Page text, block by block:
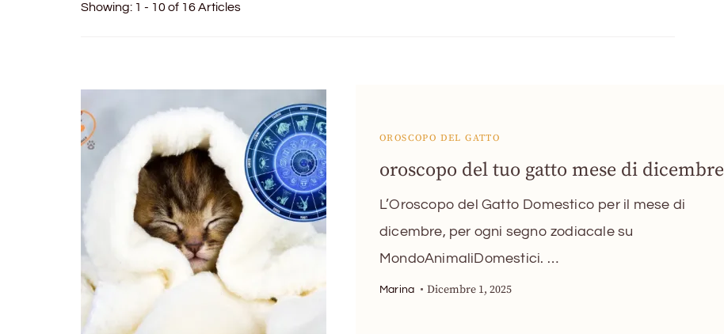
Showing: 1 - 10 of 16 Articles
OROSCOPO DEL GATTO
oroscopo del tuo gatto mese di dicembre
L’Oroscopo del Gatto Domestico per il mese di
dicembre, per ogni segno zodiacale su
MondoAnimaliDomestici. …
Marina Dicembre 1, 2025